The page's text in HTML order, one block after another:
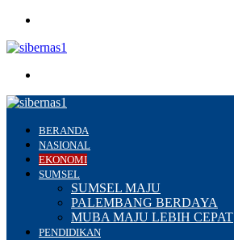
BERANDA
NASIONAL
EKONOMI
SUMSEL
SUMSEL MAJU
PALEMBANG BERDAYA
MUBA MAJU LEBIH CEPAT
PENDIDIKAN